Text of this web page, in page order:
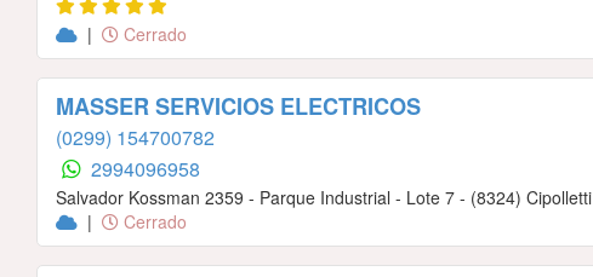
|
Cerrado
MASSER SERVICIOS ELECTRICOS
(0299) 154700782
2994096958
Salvador Kossman 2359 - Parque Industrial - Lote 7 - (8324) Cipolletti
|
Cerrado